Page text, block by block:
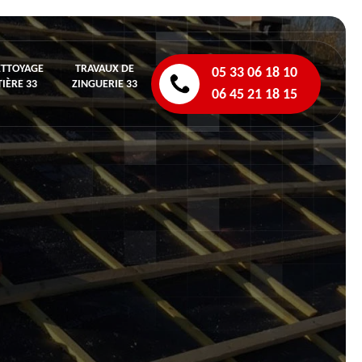
33
TRAVAUX DE
ZINGUERIE 33
05 33 06 18 10
06 45 21 18 15